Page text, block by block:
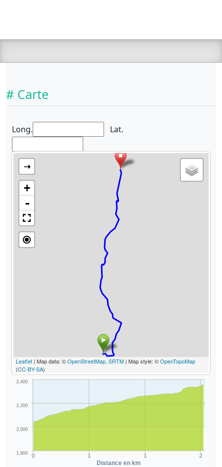
# Carte
Long. Lat.
⇢
+
-
Leaflet | Map data: ©OpenStreetMap, SRTM | Map style: ©OpenTopoMap
(CC-BY-SA)
Distance en km
0 1 1 2
1,800
2,000
2,200
2,400